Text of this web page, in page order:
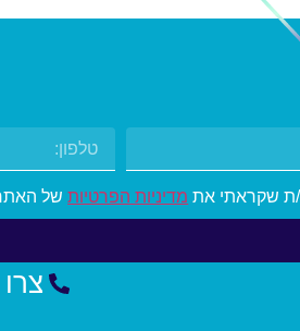
ת שקראתי את מדיניות הפרטיותשל
צרו